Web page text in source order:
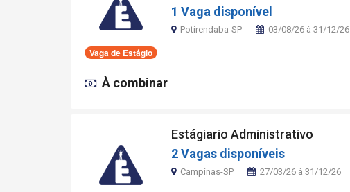
Vaga de Estágio
1 Vaga disponível
Potirendaba-SP 03/08/26 à 31/12/26
À combinar
Estágiario Administrativo
2 Vagas disponíveis
Campinas-SP 27/03/26 à 31/12/26